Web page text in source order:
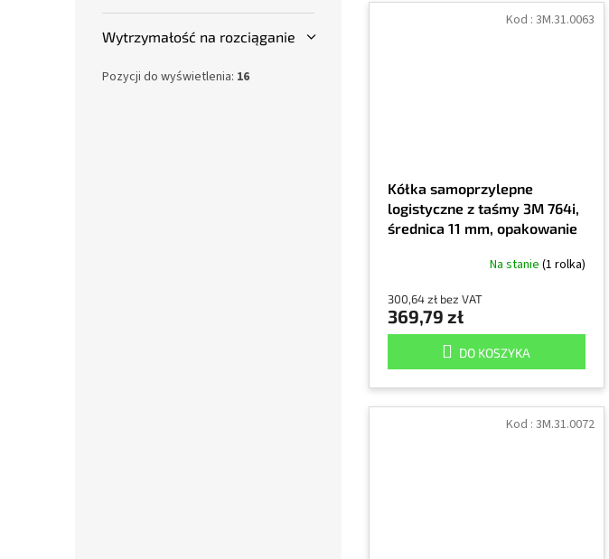
Wytrzymałość na rozciąganie
Pozycji do wyświetlenia: 16
Kółka samoprzylepne
logistyczne z taśmy 3M 764i,
średnica 11 mm, opakowanie
Na stanie (1 rolka)
300,64 zł bez VAT
369,79 zł
DO KOSZYKA
Kod : 3M.31.0063
Kod : 3M.31.0072